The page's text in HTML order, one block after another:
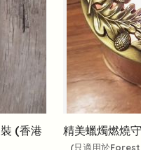
(香港 精美蠟燭燃燒
(只適用於